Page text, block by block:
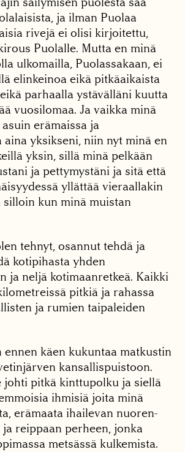
ja ilman Puolaa
rivejä ei olisi kirjoitettu,
Puolalle. Mutta en minä
ulkomailla, Puolassakaan, ei
elinkeinoa eikä pitkäaikaista
parhaalla ystävälläni kuutta
vuosilomaa. Ja vaikka minä
erämaissa ja
yksikseni, niin nyt minä en
yksin, sillä minä pelkään
ja pettymystäni ja sitä että
yllättää vieraallakin
silloin kun minä muistan
tehnyt, osannut tehdä ja
kotipihasta yhden
ja neljä kotimaanretkeä. Kaikki
pitkiä ja rahassa
ja ru­mien taipaleiden
ennen käen kukuntaa matkustin
kansallispuistoon.
johti pitkä kint­tupolku ja siellä
ihmisiä joita minä
erämaata ihailevan nuoren­
reippaan perheen, jonka
metsässä kulkemista.